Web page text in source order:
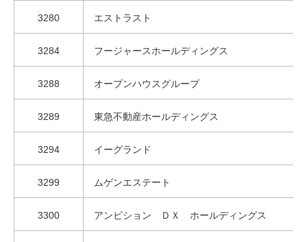
3280 エストラスト
3284 フージャースホールディングス
3288 オープンハウスグループ
3289 東急不動産ホールディングス
3294 イーグランド
3299 ムゲンエステート
3300 アンビション ＤＸ ホールディングス